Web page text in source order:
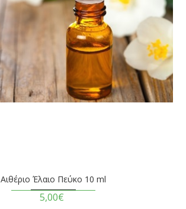
Αιθέριο Έλαιο Πεύκο 10 ml
5,00€